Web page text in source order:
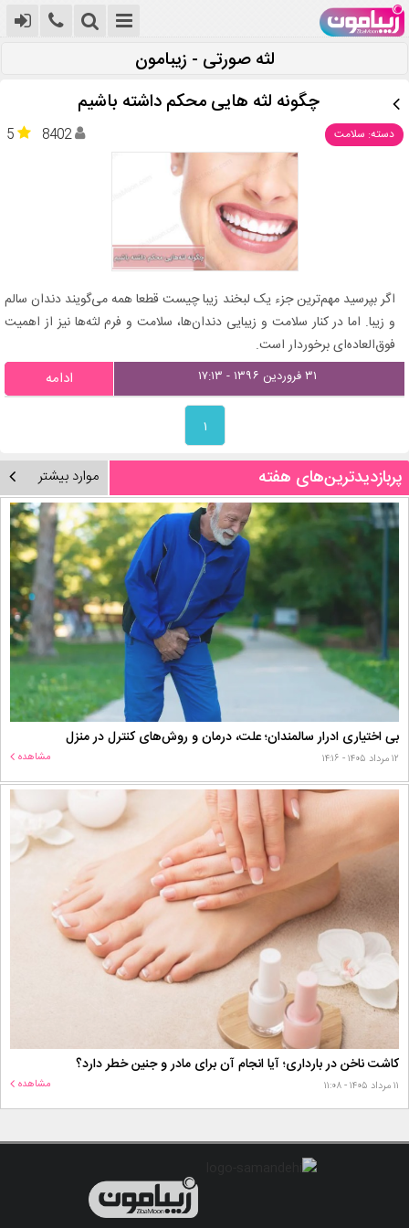
لثه صورتی - زیبامون
چگونه لثه هایی محکم داشته باشیم
دسته: سلامت 5 8402
اگر بپرسید مهم‌ترین جزء یک لبخند زیبا چیست قطعا همه می‌گویند دندان سالم
و زیبا. اما در کنار سلامت و زیبایی دندان‌ها، سلامت و فرم لثه‌ها نیز از اهمیت
فوق‌العاده‌ای برخوردار است.
۳۱ فروردین ۱۳۹۶ - ۱۷:۱۳ ادامه
۱
پربازدیدترین‌های هفته موارد بیشتر
بی اختیاری ادرار سالمندان؛ علت، درمان و روش‌های کنترل در منزل
۱۲ مرداد ۱۴۰۵ - ۱۴:۱۶ مشاهده
کاشت ناخن در بارداری؛ آیا انجام آن برای مادر و جنین خطر دارد؟
۱۱ مرداد ۱۴۰۵ - ۱۱:۰۸ مشاهده